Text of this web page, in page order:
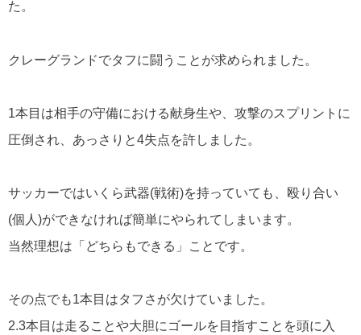
た。
クレーグランドでタフに闘うことが求められました。
1本目は相手の守備における献身生や、攻撃のスプリントに
圧倒され、あっさりと4失点を許しました。
サッカーではいくら武器(戦術)を持っていても、殴り合い
(個人)ができなければ簡単にやられてしまいます。
当然理想は「どちらもできる」ことです。
その点でも1本目はタフさが欠けていました。
2.3本目は走ることや大胆にゴールを目指すことを頭に入